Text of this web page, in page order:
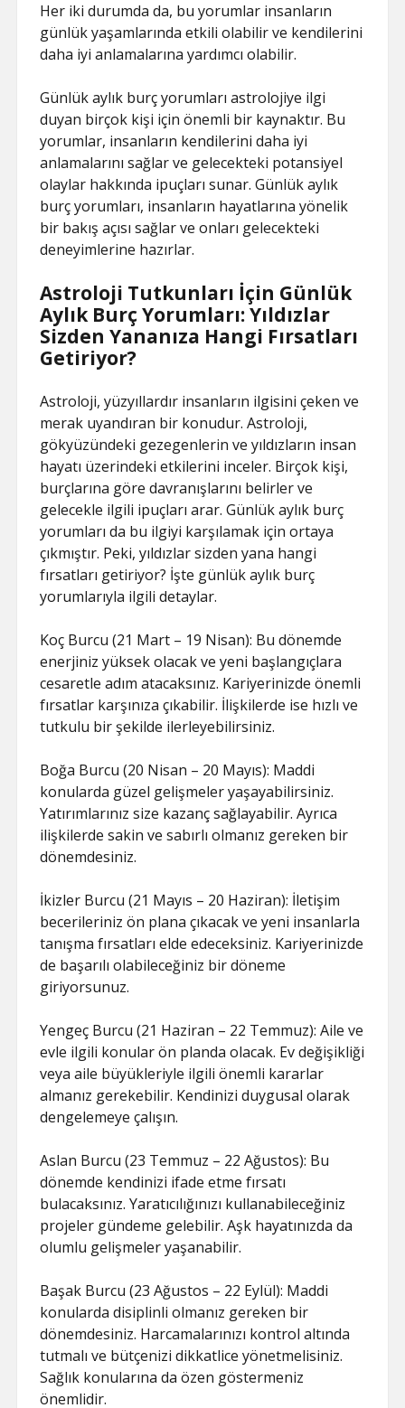
Her iki durumda da, bu yorumlar insanların
günlük yaşamlarında etkili olabilir ve kendilerini
daha iyi anlamalarına yardımcı olabilir.
Günlük aylık burç yorumları astrolojiye ilgi
duyan birçok kişi için önemli bir kaynaktır. Bu
yorumlar, insanların kendilerini daha iyi
anlamalarını sağlar ve gelecekteki potansiyel
olaylar hakkında ipuçları sunar. Günlük aylık
burç yorumları, insanların hayatlarına yönelik
bir bakış açısı sağlar ve onları gelecekteki
deneyimlerine hazırlar.
Astroloji Tutkunları İçin Günlük
Aylık Burç Yorumları: Yıldızlar
Sizden Yananıza Hangi Fırsatları
Getiriyor?
Astroloji, yüzyıllardır insanların ilgisini çeken ve
merak uyandıran bir konudur. Astroloji,
gökyüzündeki gezegenlerin ve yıldızların insan
hayatı üzerindeki etkilerini inceler. Birçok kişi,
burçlarına göre davranışlarını belirler ve
gelecekle ilgili ipuçları arar. Günlük aylık burç
yorumları da bu ilgiyi karşılamak için ortaya
çıkmıştır. Peki, yıldızlar sizden yana hangi
fırsatları getiriyor? İşte günlük aylık burç
yorumlarıyla ilgili detaylar.
Koç Burcu (21 Mart – 19 Nisan): Bu dönemde
enerjiniz yüksek olacak ve yeni başlangıçlara
cesaretle adım atacaksınız. Kariyerinizde önemli
fırsatlar karşınıza çıkabilir. İlişkilerde ise hızlı ve
tutkulu bir şekilde ilerleyebilirsiniz.
Boğa Burcu (20 Nisan – 20 Mayıs): Maddi
konularda güzel gelişmeler yaşayabilirsiniz.
Yatırımlarınız size kazanç sağlayabilir. Ayrıca
ilişkilerde sakin ve sabırlı olmanız gereken bir
dönemdesiniz.
İkizler Burcu (21 Mayıs – 20 Haziran): İletişim
becerileriniz ön plana çıkacak ve yeni insanlarla
tanışma fırsatları elde edeceksiniz. Kariyerinizde
de başarılı olabileceğiniz bir döneme
giriyorsunuz.
Yengeç Burcu (21 Haziran – 22 Temmuz): Aile ve
evle ilgili konular ön planda olacak. Ev değişikliği
veya aile büyükleriyle ilgili önemli kararlar
almanız gerekebilir. Kendinizi duygusal olarak
dengelemeye çalışın.
Aslan Burcu (23 Temmuz – 22 Ağustos): Bu
dönemde kendinizi ifade etme fırsatı
bulacaksınız. Yaratıcılığınızı kullanabileceğiniz
projeler gündeme gelebilir. Aşk hayatınızda da
olumlu gelişmeler yaşanabilir.
Başak Burcu (23 Ağustos – 22 Eylül): Maddi
konularda disiplinli olmanız gereken bir
dönemdesiniz. Harcamalarınızı kontrol altında
tutmalı ve bütçenizi dikkatlice yönetmelisiniz.
Sağlık konularına da özen göstermeniz
önemlidir.